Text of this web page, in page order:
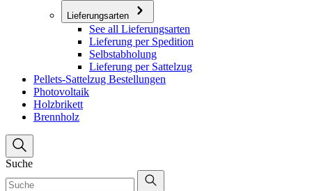
Lieferungsarten
See all Lieferungsarten
Lieferung per Spedition
Selbstabholung
Lieferung per Sattelzug
Pellets-Sattelzug Bestellungen
Photovoltaik
Holzbrikett
Brennholz
Suche